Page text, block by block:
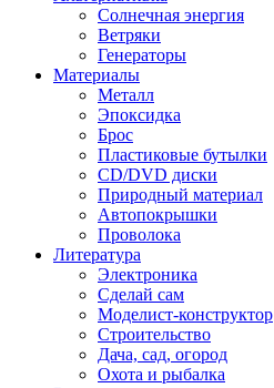
Солнечная энергия
Ветряки
Генераторы
Материалы
Металл
Эпоксидка
Брос
Пластиковые бутылки
CD/DVD диски
Природный материал
Автопокрышки
Проволока
Литература
Электроника
Сделай сам
Моделист-конструктор
Строительство
Дача, сад, огород
Охота и рыбалка